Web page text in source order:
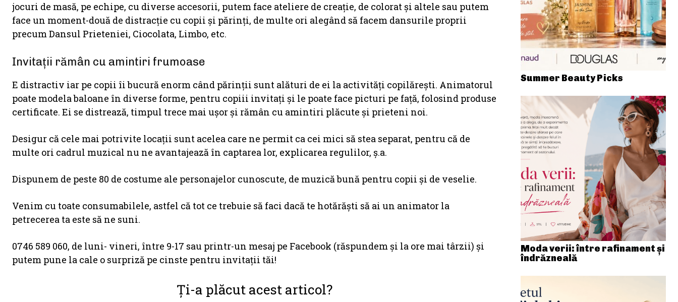
jocuri de masă, pe echipe, cu diverse accesorii, putem face ateliere de creație, de colorat și altele sau putem
face un moment-două de distracție cu copii și părinți, de multe ori alegând să facem dansurile proprii
precum Dansul Prieteniei, Ciocolata, Limbo, etc.
Invitații rămân cu amintiri frumoase
E distractiv iar pe copii îi bucură enorm când părinții sunt alături de ei la activități copilărești. Animatorul
poate modela baloane în diverse forme, pentru copiii invitați și le poate face picturi pe față, folosind produse
certificate. Ei se distrează, timpul trece mai ușor și rămân cu amintiri plăcute și prieteni noi.
Desigur că cele mai potrivite locații sunt acelea care ne permit ca cei mici să stea separat, pentru că de
multe ori cadrul muzical nu ne avantajează în captarea lor, explicarea regulilor, ș.a.
Dispunem de peste 80 de costume ale personajelor cunoscute, de muzică bună pentru copii și de veselie.
Venim cu toate consumabilele, astfel că tot ce trebuie să faci dacă te hotărăști să ai un animator la
petrecerea ta este să ne suni.
0746 589 060, de luni- vineri, între 9-17 sau printr-un mesaj pe Facebook (răspundem și la ore mai târzii) și
putem pune la cale o surpriză pe cinste pentru invitații tăi!
Ți-a plăcut acest articol?
Summer Beauty Picks
Moda verii: între rafinament și
îndrăzneală